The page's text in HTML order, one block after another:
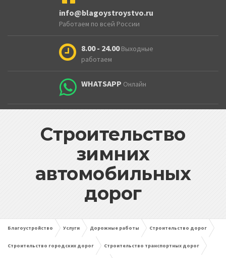
info@blagoystroystvo.ru
Работаем по всей России
8.00 - 24.00 Выходные
работаем
WHATSAPP Онлайн
Строительство
зимних
автомобильных
дорог
Благоустройство Услуги Дорожные работы Строительство дорог
Строительство городских дорог Строительство транспортных дорог